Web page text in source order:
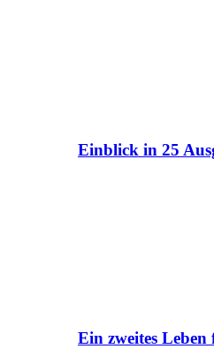
Einblick in 25
Ein zweites